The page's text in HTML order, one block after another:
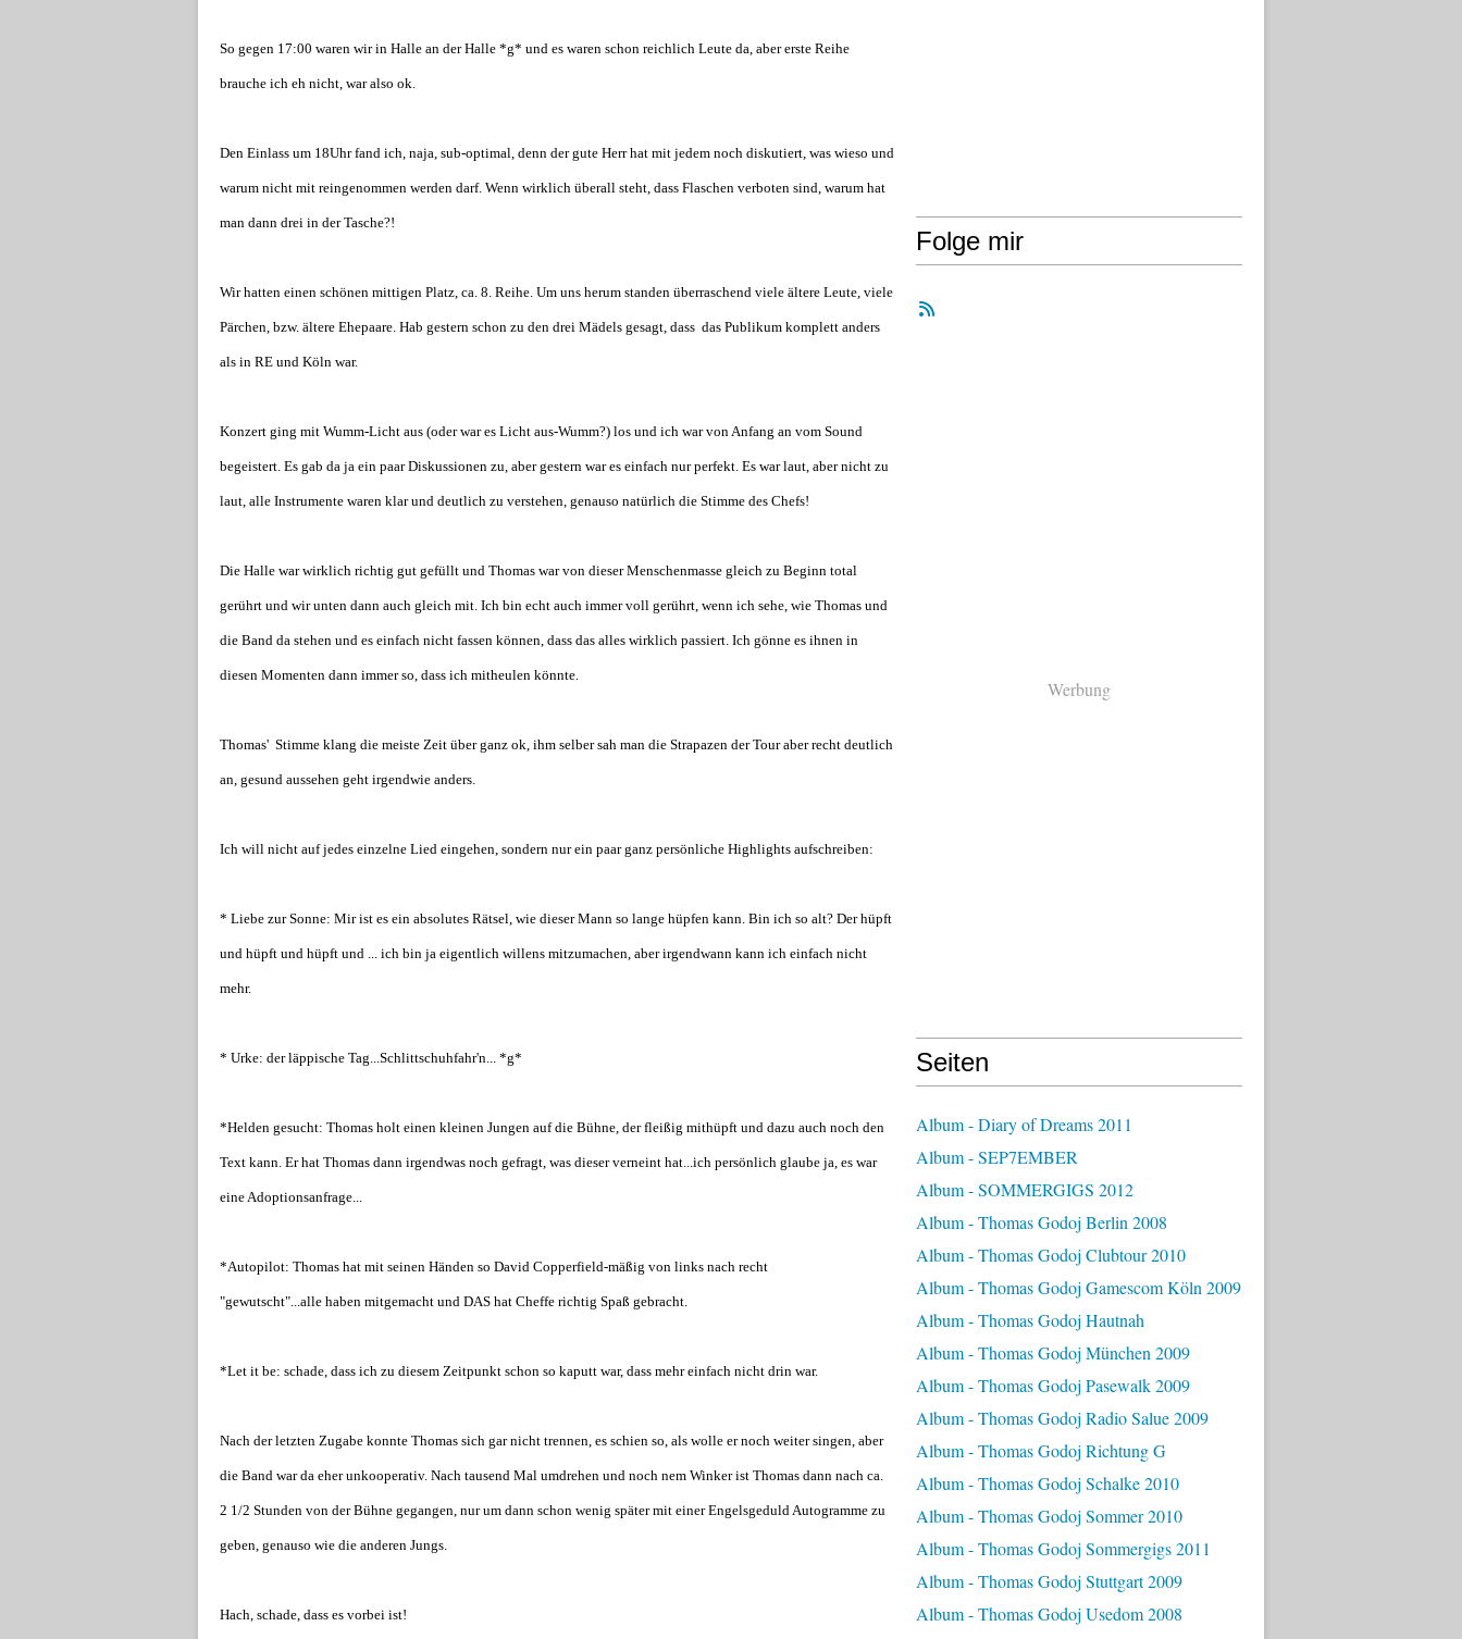
So gegen 17:00 waren wir in Halle an der Halle *g* und es waren schon reichlich Leute da, aber erste Reihe
brauche ich eh nicht, war also ok.
Den Einlass um 18Uhr fand ich, naja, sub-optimal, denn der gute Herr hat mit jedem noch diskutiert, was wieso und
warum nicht mit reingenommen werden darf. Wenn wirklich überall steht, dass Flaschen verboten sind, warum hat
man dann drei in der Tasche?!
Wir hatten einen schönen mittigen Platz, ca. 8. Reihe. Um uns herum standen überraschend viele ältere Leute, viele
Pärchen, bzw. ältere Ehepaare. Hab gestern schon zu den drei Mädels gesagt, dass das Publikum komplett anders
als in RE und Köln war.
Konzert ging mit Wumm-Licht aus (oder war es Licht aus-Wumm?) los und ich war von Anfang an vom Sound
begeistert. Es gab da ja ein paar Diskussionen zu, aber gestern war es einfach nur perfekt. Es war laut, aber nicht zu
laut, alle Instrumente waren klar und deutlich zu verstehen, genauso natürlich die Stimme des Chefs!
Die Halle war wirklich richtig gut gefüllt und Thomas war von dieser Menschenmasse gleich zu Beginn total
gerührt und wir unten dann auch gleich mit. Ich bin echt auch immer voll gerührt, wenn ich sehe, wie Thomas und
die Band da stehen und es einfach nicht fassen können, dass das alles wirklich passiert. Ich gönne es ihnen in
diesen Momenten dann immer so, dass ich mitheulen könnte.
Thomas' Stimme klang die meiste Zeit über ganz ok, ihm selber sah man die Strapazen der Tour aber recht deutlich
an, gesund aussehen geht irgendwie anders.
Ich will nicht auf jedes einzelne Lied eingehen, sondern nur ein paar ganz persönliche Highlights aufschreiben:
* Liebe zur Sonne: Mir ist es ein absolutes Rätsel, wie dieser Mann so lange hüpfen kann. Bin ich so alt? Der hüpft
und hüpft und hüpft und ... ich bin ja eigentlich willens mitzumachen, aber irgendwann kann ich einfach nicht
mehr.
* Urke: der läppische Tag...Schlittschuhfahr'n... *g*
*Helden gesucht: Thomas holt einen kleinen Jungen auf die Bühne, der fleißig mithüpft und dazu auch noch den
Text kann. Er hat Thomas dann irgendwas noch gefragt, was dieser verneint hat...ich persönlich glaube ja, es war
eine Adoptionsanfrage...
*Autopilot: Thomas hat mit seinen Händen so David Copperfield-mäßig von links nach recht
"gewutscht"...alle haben mitgemacht und DAS hat Cheffe richtig Spaß gebracht.
*Let it be: schade, dass ich zu diesem Zeitpunkt schon so kaputt war, dass mehr einfach nicht drin war.
Nach der letzten Zugabe konnte Thomas sich gar nicht trennen, es schien so, als wolle er noch weiter singen, aber
die Band war da eher unkooperativ. Nach tausend Mal umdrehen und noch nem Winker ist Thomas dann nach ca.
2 1/2 Stunden von der Bühne gegangen, nur um dann schon wenig später mit einer Engelsgeduld Autogramme zu
geben, genauso wie die anderen Jungs.
Hach, schade, dass es vorbei ist!
Folge mir
Werbung
Seiten
Album - Diary of Dreams 2011
Album - SEP7EMBER
Album - SOMMERGIGS 2012
Album - Thomas Godoj Berlin 2008
Album - Thomas Godoj Clubtour 2010
Album - Thomas Godoj Gamescom Köln 2009
Album - Thomas Godoj Hautnah
Album - Thomas Godoj München 2009
Album - Thomas Godoj Pasewalk 2009
Album - Thomas Godoj Radio Salue 2009
Album - Thomas Godoj Richtung G
Album - Thomas Godoj Schalke 2010
Album - Thomas Godoj Sommer 2010
Album - Thomas Godoj Sommergigs 2011
Album - Thomas Godoj Stuttgart 2009
Album - Thomas Godoj Usedom 2008